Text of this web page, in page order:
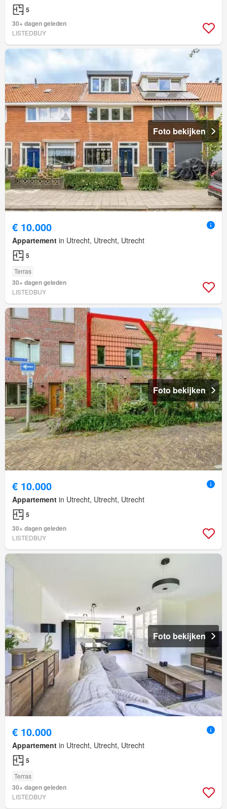
5
30+ dagen geleden
LISTEDBUY
Foto bekijken
€ 10.000
Appartement in Utrecht, Utrecht, Utrecht
5
Terras
30+ dagen geleden
LISTEDBUY
Foto bekijken
€ 10.000
Appartement in Utrecht, Utrecht, Utrecht
5
30+ dagen geleden
LISTEDBUY
Foto bekijken
€ 10.000
Appartement in Utrecht, Utrecht, Utrecht
5
Terras
30+ dagen geleden
LISTEDBUY